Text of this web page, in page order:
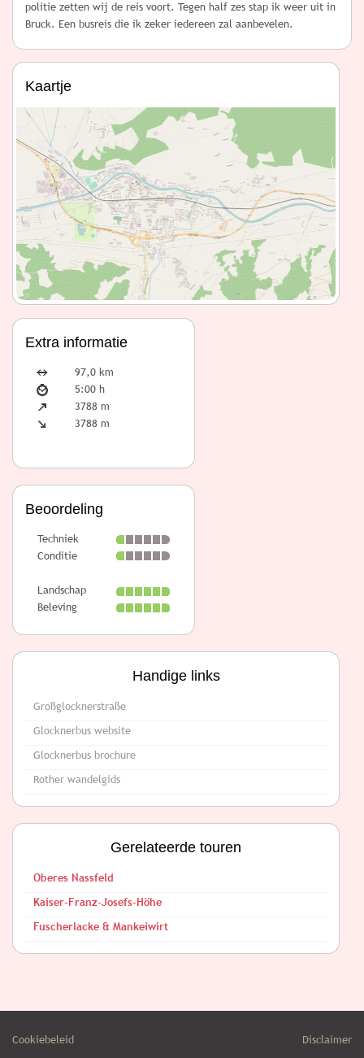
Kaartje
Extra informatie
97,0 km
5:00 h
3788 m
3788 m
Beoordeling
Techniek
Conditie
Landschap
Beleving
Handige links
Großglocknerstraße
Glocknerbus website
Glocknerbus brochure
Rother wandelgids
Gerelateerde touren
Oberes Nassfeld
Kaiser-Franz-Josefs-Höhe
Fuscherlacke & Mankeiwirt
politie zetten wij de reis voort. Tegen half zes stap ik weer uit in
Bruck. Een busreis die ik zeker iedereen zal aanbevelen.
Cookiebeleid Disclaimer